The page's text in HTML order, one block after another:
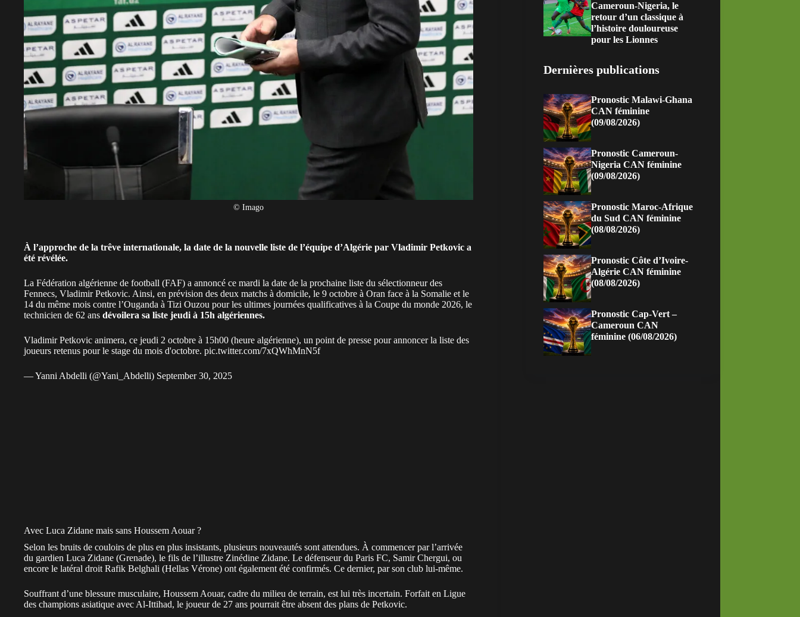
© Imago
À l’approche de la trêve internationale, la date de la nouvelle liste de l’équipe d’Algérie par Vladimir Petkovic a
été révélée.
La Fédération algérienne de football (FAF) a annoncé ce mardi la date de la prochaine liste du sélectionneur des
Fennecs, Vladimir Petkovic. Ainsi, en prévision des deux matchs à domicile, le 9 octobre à Oran face à la Somalie et le
14 du même mois contre l’Ouganda à Tizi Ouzou pour les ultimes journées qualificatives à la Coupe du monde 2026, le
technicien de 62 ans dévoilera sa liste jeudi à 15h algériennes.
Vladimir Petkovic animera, ce jeudi 2 octobre à 15h00 (heure algérienne), un point de presse pour annoncer la liste des
joueurs retenus pour le stage du mois d'octobre. pic.twitter.com/7xQWhMnN5f
— Yanni Abdelli (@Yani_Abdelli) September 30, 2025
Avec Luca Zidane mais sans Houssem Aouar ?
Selon les bruits de couloirs de plus en plus insistants, plusieurs nouveautés sont attendues. À commencer par l’arrivée
du gardien Luca Zidane (Grenade), le fils de l’illustre Zinédine Zidane. Le défenseur du Paris FC, Samir Chergui, ou
encore le latéral droit Rafik Belghali (Hellas Vérone) ont également été confirmés. Ce dernier, par son club lui-même.
Souffrant d’une blessure musculaire, Houssem Aouar, cadre du milieu de terrain, est lui très incertain. Forfait en Ligue
des champions asiatique avec Al-Ittihad, le joueur de 27 ans pourrait être absent des plans de Petkovic.
Cameroun-Nigeria, le
retour d’un classique à
l’histoire douloureuse
pour les Lionnes
Dernières publications
Pronostic Malawi-Ghana
CAN féminine
(09/08/2026)
Pronostic Cameroun-
Nigeria CAN féminine
(09/08/2026)
Pronostic Maroc-Afrique
du Sud CAN féminine
(08/08/2026)
Pronostic Côte d’Ivoire-
Algérie CAN féminine
(08/08/2026)
Pronostic Cap-Vert –
Cameroun CAN
féminine (06/08/2026)